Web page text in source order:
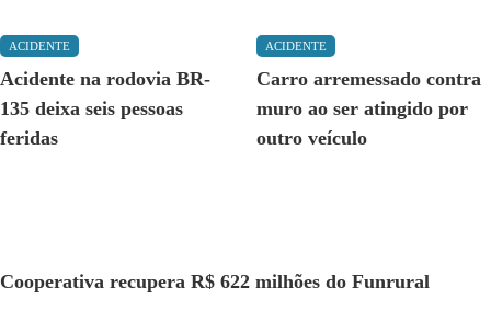
ACIDENTE
Acidente na rodovia BR-
135 deixa seis pessoas
feridas
ACIDENTE
Carro arremessado contra
muro ao ser atingido por
outro veículo
Cooperativa recupera R$ 622 milhões do Funrural